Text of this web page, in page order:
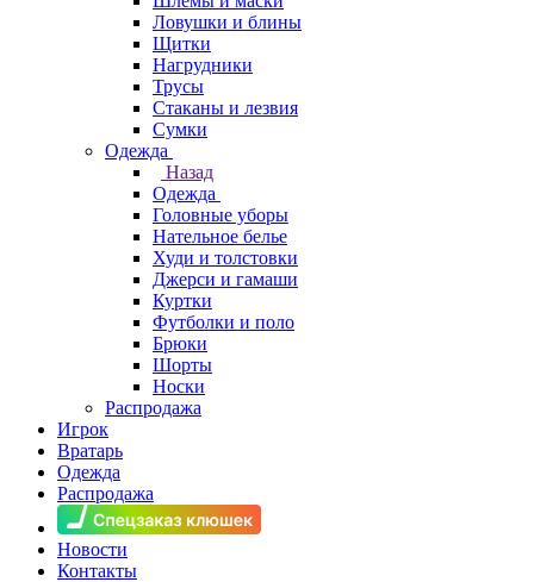
Ловушки и блины
Щитки
Нагрудники
Трусы
Стаканы и лезвия
Сумки
Одежда
Назад
Одежда
Головные уборы
Нательное белье
Худи и толстовки
Джерси и гамаши
Куртки
Футболки и поло
Брюки
Шорты
Носки
Распродажа
Игрок
Вратарь
Одежда
Распродажа
Новости
Контакты